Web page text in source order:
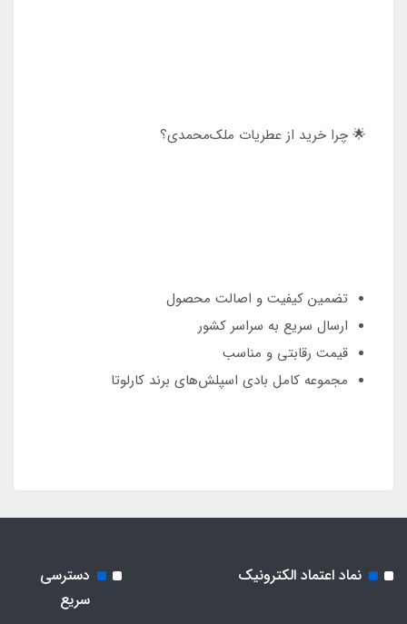
🌟 چرا خرید از عطریات ملک‌محمدی؟
تضمین کیفیت و اصالت محصول
ارسال سریع به سراسر کشور
قیمت رقابتی و مناسب
مجموعه کامل بادی اسپلش‌های برند کارلوتا
نماد اعتماد الکترونیک
دسترسی
سریع